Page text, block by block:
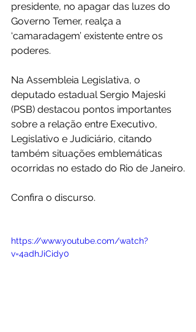
presidente, no apagar das luzes do
Governo Temer, realça a
‘camaradagem’ existente entre os
poderes.
Na Assembleia Legislativa, o
deputado estadual Sergio Majeski
(PSB) destacou pontos importantes
sobre a relação entre Executivo,
Legislativo e Judiciário, citando
também situações emblemáticas
ocorridas no estado do Rio de Janeiro.
Confira o discurso.
https://www.youtube.com/watch?
v=4adhJiCidy0